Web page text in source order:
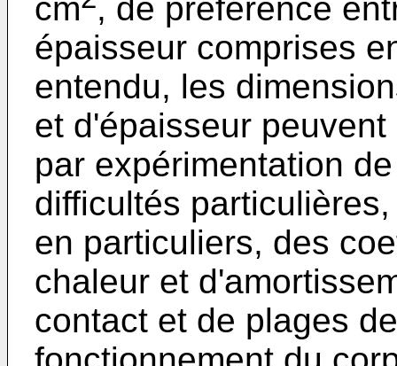
cm , de préférence
épaisseur comprises
entendu, les
et d'épaisseur
par expérimentation
difficultés
en particuliers, des
chaleur et
contact et de plages